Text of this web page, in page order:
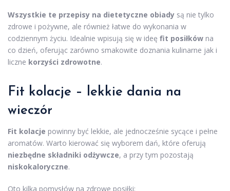
Wszystkie te przepisy na dietetyczne obiady są nie tylko
zdrowe i pożywne, ale również łatwe do wykonania w
codziennym życiu. Idealnie wpisują się w ideę fit posiłków na
co dzień, oferując zarówno smakowite doznania kulinarne jak i
liczne korzyści zdrowotne.
Fit kolacje – lekkie dania na
wieczór
Fit kolacje powinny być lekkie, ale jednocześnie sycące i pełne
aromatów. Warto kierować się wyborem dań, które oferują
niezbędne składniki odżywcze, a przy tym pozostają
niskokaloryczne.
Oto kilka pomysłów na zdrowe posiłki: